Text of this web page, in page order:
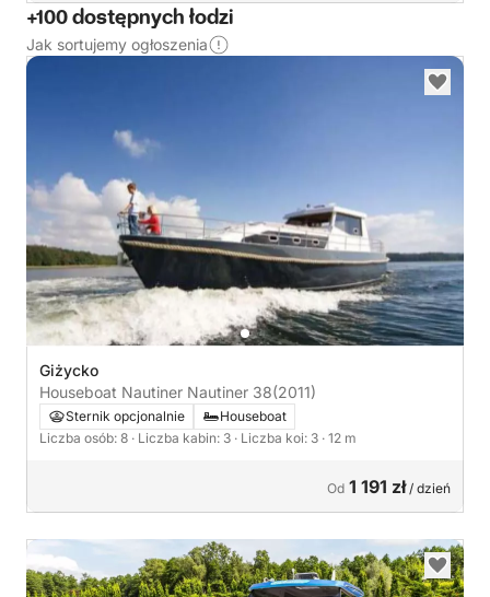
+100 dostępnych łodzi
Jak sortujemy ogłoszenia
Giżycko
Houseboat Nautiner Nautiner 38(2011)
Sternik opcjonalnie
Houseboat
Liczba osób: 8 · Liczba kabin: 3 · Liczba koi: 3 · 12 m
Od 1 191 zł/ dzień